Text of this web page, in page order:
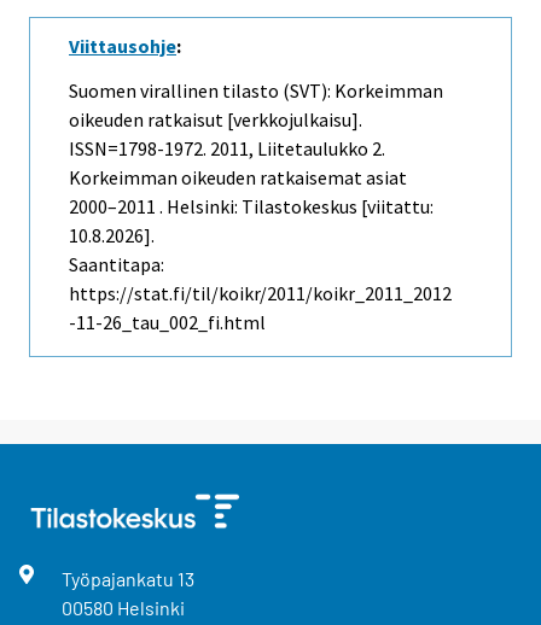
Viittausohje:
Suomen virallinen tilasto (SVT): Korkeimman
oikeuden ratkaisut [verkkojulkaisu].
ISSN=1798-1972. 2011, Liitetaulukko 2.
Korkeimman oikeuden ratkaisemat asiat
2000–2011 . Helsinki: Tilastokeskus [viitattu:
10.8.2026].
Saantitapa:
https://stat.fi/til/koikr/2011/koikr_2011_2012
-11-26_tau_002_fi.html
Työpajankatu 13
00580 Helsinki